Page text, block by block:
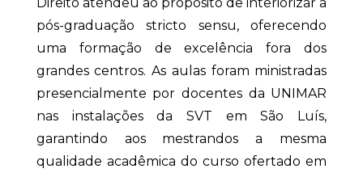
Direito atendeu ao propósito de interiorizar a
pós-graduação stricto sensu, oferecendo
uma formação de excelência fora dos
grandes centros. As aulas foram ministradas
presencialmente por docentes da UNIMAR
nas instalações da SVT em São Luís,
garantindo aos mestrandos a mesma
qualidade acadêmica do curso ofertado em